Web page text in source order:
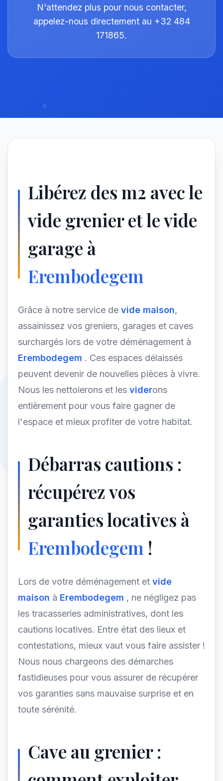
N'attendez plus pour nous contacter,
appelez-nous directement au +32 484
171865.
Libérez des m2 avec le
vide grenier et le vide
garage à
Erembodegem
Grâce à notre service de vide maison,
assainissez vos greniers, garages et caves
surchargés lors de votre déménagement à
Erembodegem . Ces espaces délaissés
peuvent devenir de nouvelles pièces à vivre.
Nous les nettoierons et les viderons
entièrement pour vous faire gagner de
l'espace et mieux profiter de votre habitat.
Débarras cautions :
récupérez vos
garanties locatives à
Erembodegem !
Lors de votre déménagement et vide
maison à Erembodegem , ne négligez pas
les tracasseries administratives, dont les
cautions locatives. Entre état des lieux et
contestations, mieux vaut vous faire assister !
Nous nous chargeons des démarches
fastidieuses pour vous assurer de récupérer
vos garanties sans mauvaise surprise et en
toute sérénité.
Cave au grenier :